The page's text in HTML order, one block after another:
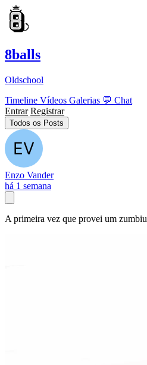
8balls
Oldschool
Timeline Vídeos Galerias 💬 Chat
Entrar Registrar
Todos os Posts
Enzo Vander
há 1 semana
A primeira vez que provei um zumbiu